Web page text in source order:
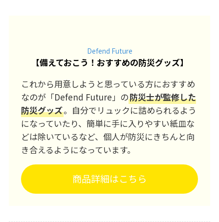
Defend Future
【備えておこう！おすすめの防災グッズ】
これから用意しようと思っている方におすすめ
なのが「Defend Future」の防災士が監修した
防災グッズ。自分でリュックに詰められるよう
になっていたり、簡単に手に入りやすい紙皿な
どは除いているなど、個人が防災にきちんと向
き合えるようになっています。
商品詳細はこちら